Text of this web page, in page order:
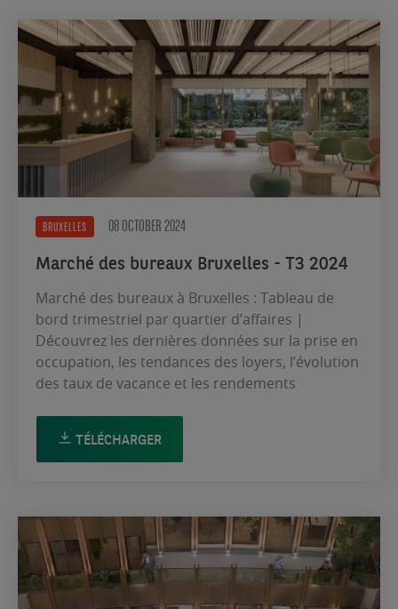
BRUXELLES 08 OCTOBER 2024
Marché des bureaux Bruxelles - T3 2024
Marché des bureaux à Bruxelles : Tableau de
bord trimestriel par quartier d’affaires |
Découvrez les dernières données sur la prise en
occupation, les tendances des loyers, l’évolution
des taux de vacance et les rendements
TÉLÉCHARGER